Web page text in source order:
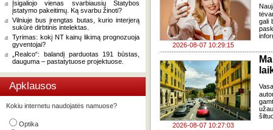
Įsigaliojo vienas svarbiausių Statybos
įstatymo pakeitimų. Ką svarbu žinoti?
Vilniuje bus įrengtas butas, kurio interjerą
sukūrė dirbtinis intelektas.
Tyrimas: kokį NT kainų likimą prognozuoja
gyventojai?
„Realco“: balandį parduotas 191 būstas,
dauguma – pastatytuose projektuose.
Apklausos
Kokiu internetu naudojatės namuose?
Optika
2026-08-07 10:29:15
gali
2026-08-07 10:27:03